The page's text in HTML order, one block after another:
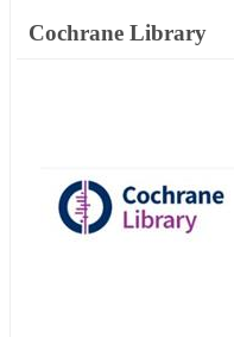
Cochrane Library